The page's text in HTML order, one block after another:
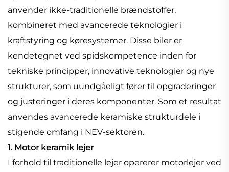
anvender ikke-traditionelle brændstoffer,
kombineret med avancerede teknologier i
kraftstyring og køresystemer. Disse biler er
kendetegnet ved spidskompetence inden for
tekniske principper, innovative teknologier og nye
strukturer, som uundgåeligt fører til opgraderinger
og justeringer i deres komponenter. Som et resultat
anvendes avancerede keramiske strukturdele i
stigende omfang i NEV-sektoren.
1. Motor keramik lejer
I forhold til traditionelle lejer opererer motorlejer ved